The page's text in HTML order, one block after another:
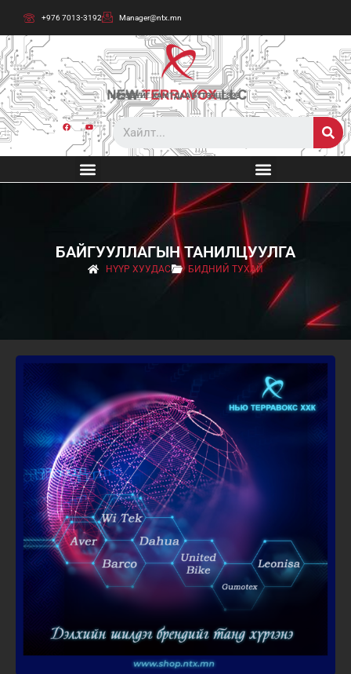
+976 7013-3192 Manager@ntx.mn
ИРЭЭДҮЙГ ХАМТДАА БҮТЭЭЦГЭЭЕ
БАЙГУУЛЛАГЫН ТАНИЛЦУУЛГА
НҮҮР ХУУДАС БИДНИЙ ТУХАЙ